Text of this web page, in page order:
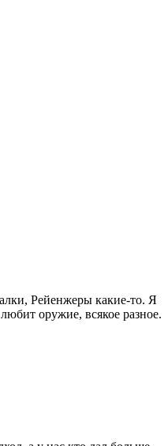
Рейенжеры какие-то. Я
оружие, всякое разное.